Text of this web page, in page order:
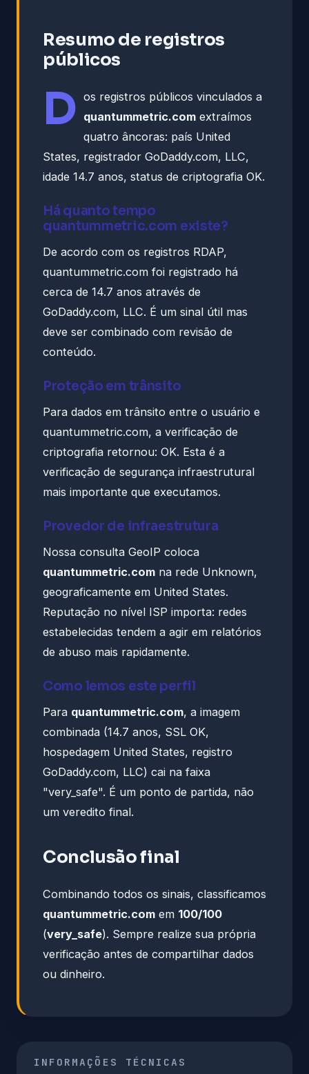
Resumo de registros
públicos
D os registros públicos vinculados a
quantummetric.com extraímos
quatro âncoras: país United
States, registrador GoDaddy.com, LLC,
idade 14.7 anos, status de criptografia OK.
Há quanto tempo
quantummetric.com existe?
De acordo com os registros RDAP,
quantummetric.com foi registrado há
cerca de 14.7 anos através de
GoDaddy.com, LLC. É um sinal útil mas
deve ser combinado com revisão de
conteúdo.
Proteção em trânsito
Para dados em trânsito entre o usuário e
quantummetric.com, a verificação de
criptografia retornou: OK. Esta é a
verificação de segurança infraestrutural
mais importante que executamos.
Provedor de infraestrutura
Nossa consulta GeoIP coloca
quantummetric.com na rede Unknown,
geograficamente em United States.
Reputação no nível ISP importa: redes
estabelecidas tendem a agir em relatórios
de abuso mais rapidamente.
Como lemos este perfil
Para quantummetric.com, a imagem
combinada (14.7 anos, SSL OK,
hospedagem United States, registro
GoDaddy.com, LLC) cai na faixa
"very_safe". É um ponto de partida, não
um veredito final.
Conclusão final
Combinando todos os sinais, classificamos
quantummetric.com em 100/100
(very_safe). Sempre realize sua própria
verificação antes de compartilhar dados
ou dinheiro.
INFORMAÇÕES TÉCNICAS